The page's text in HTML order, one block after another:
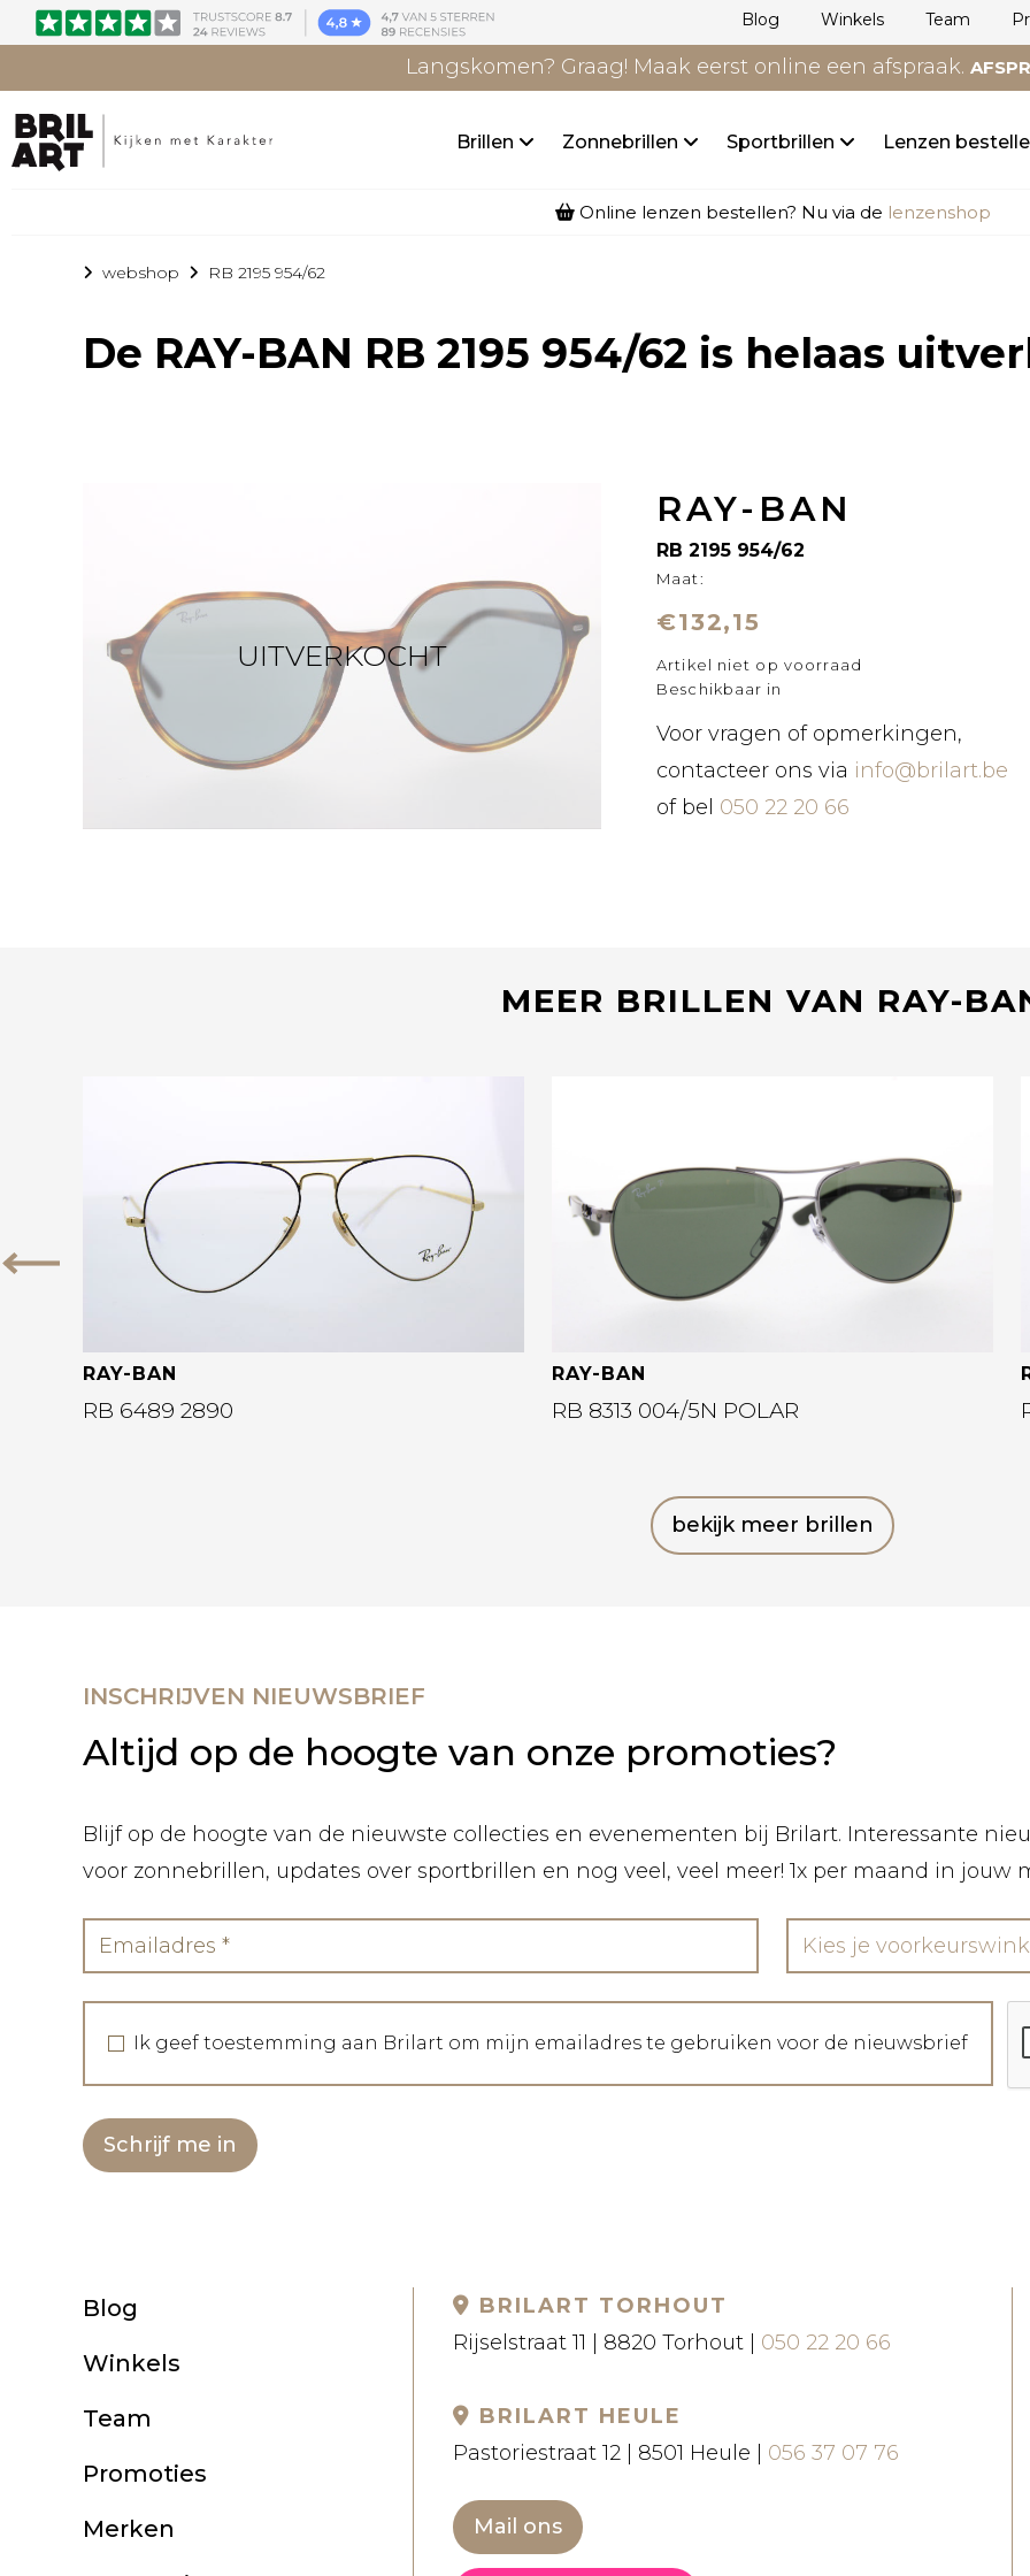
Blog Winkels Team
Langskomen? Graag! Maak eerst online een afspraak.
Brillen Zonnebrillen Sportbrillen Lenzen
Online lenzen bestellen? Nu via de lenzenshop
webshop RB 2195 954/62
De RAY-BAN RB 2195 954/62 is helaas
UITVERKOCHT
RAY-BAN
RB 2195 954/62
Maat:
€132,15
Artikel niet op voorraad
Beschikbaar in
Voor vragen of opmerkingen,
contacteer ons via info@brilart.be
of bel 050 22 20 66
MEER BRILLEN VAN RAY-
Vorige
RAY-BAN
RB 6489 2890
RAY-BAN
RB 8313 004/5N POLAR
bekijk meer brillen
INSCHRIJVEN NIEUWSBRIEF
Altijd op de hoogte van onze promoties?
Blijf op de hoogte van de nieuwste collecties en evenementen bij Brilart. Interessante
voor zonnebrillen, updates over sportbrillen en nog veel, veel meer! 1x per maand in jouw
Kies je
Ik geef toestemming aan Brilart om mijn emailadres te gebruiken voor de nieuwsbrief
Schrijf me in
Blog
Winkels
Team
Promoties
Merken
BRILART TORHOUT
Rijselstraat 11 | 8820 Torhout | 050 22 20 66
BRILART HEULE
Pastoriestraat 12 | 8501 Heule | 056 37 07 76
Mail ons